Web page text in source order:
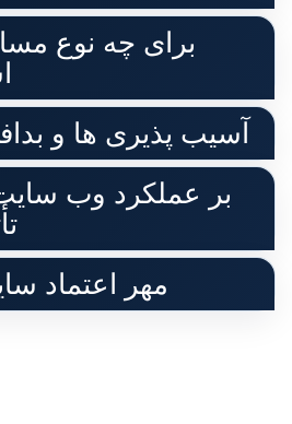
آسیب پذیری ها و
مهر اعتماد